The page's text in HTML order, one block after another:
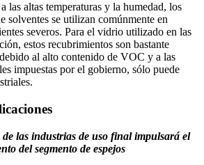
las altas temperaturas y la humedad, los
solventes se utilizan comúnmente en
severos. Para el vidrio utilizado en las
estos recubrimientos son bastante
al alto contenido de VOC y a las
impuestas por el gobierno, sólo puede
las industrias de uso final impulsará el
del segmento de espejos